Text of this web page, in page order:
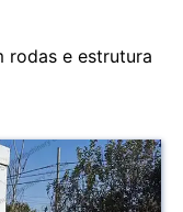
rodas e estrutura